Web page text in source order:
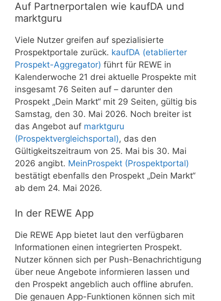
Auf Partnerportalen wie kaufDA und
marktguru
Viele Nutzer greifen auf spezialisierte
Prospektportale zurück. kaufDA (etablierter
Prospekt-Aggregator) führt für REWE in
Kalenderwoche 21 drei aktuelle Prospekte mit
insgesamt 76 Seiten auf – darunter den
Prospekt „Dein Markt“ mit 29 Seiten, gültig bis
Samstag, den 30. Mai 2026. Noch breiter ist
das Angebot auf marktguru
(Prospektvergleichsportal), das den
Gültigkeitszeitraum von 25. Mai bis 30. Mai
2026 angibt. MeinProspekt (Prospektportal)
bestätigt ebenfalls den Prospekt „Dein Markt“
ab dem 24. Mai 2026.
In der REWE App
Die REWE App bietet laut den verfügbaren
Informationen einen integrierten Prospekt.
Nutzer können sich per Push-Benachrichtigung
über neue Angebote informieren lassen und
den Prospekt angeblich auch offline abrufen.
Die genauen App-Funktionen können sich mit